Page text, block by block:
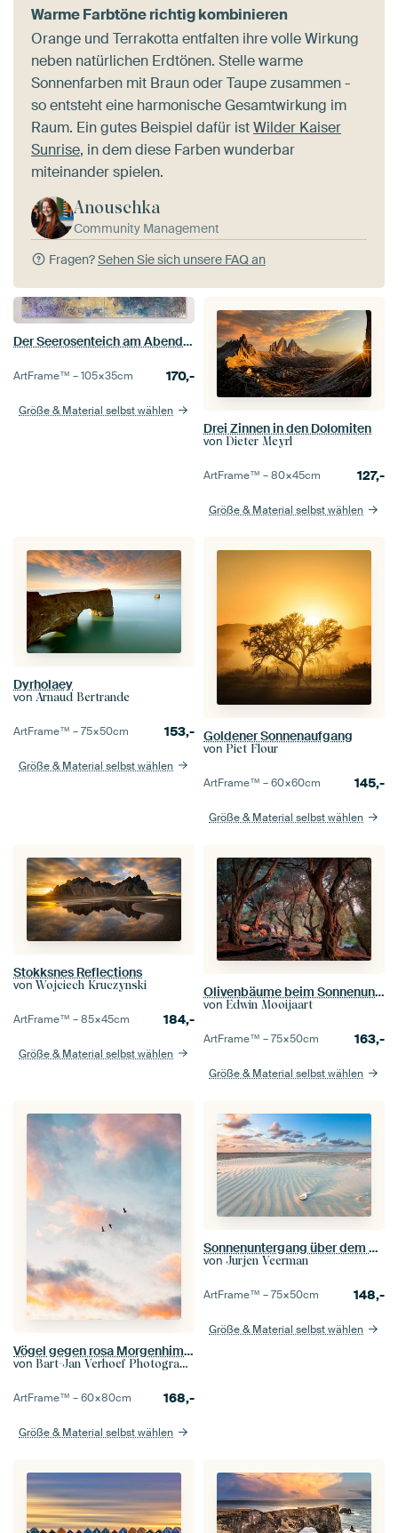
Warme Farbtöne richtig kombinieren
Orange und Terrakotta entfalten ihre volle Wirkung
neben natürlichen Erdtönen. Stelle warme
Sonnenfarben mit Braun oder Taupe zusammen -
so entsteht eine harmonische Gesamtwirkung im
Raum. Ein gutes Beispiel dafür istWilder Kaiser
Sunrise, in dem diese Farben wunderbar
miteinander spielen.
Anouschka
Community Management
Fragen?Sehen Sie sich unsere FAQ an
Der Seerosenteich am Abend, Claude Monet
ArtFrame™ –105×35cm 170,-
Größe & Material selbst wählen
Drei Zinnen in den Dolomiten
von Dieter Meyrl
ArtFrame™ –80×45cm 127,-
Größe & Material selbst wählen
Dyrholaey
von Arnaud Bertrande
ArtFrame™ –75×50cm 153,-
Größe & Material selbst wählen
Goldener Sonnenaufgang
von Piet Flour
ArtFrame™ –60×60cm 145,-
Größe & Material selbst wählen
Stokksnes Reflections
von Wojciech Kruczynski
ArtFrame™ –85×45cm 184,-
Größe & Material selbst wählen
Olivenbäume beim Sonnenuntergang
von Edwin Mooijaart
ArtFrame™ –75×50cm 163,-
Größe & Material selbst wählen
Vögel gegen rosa Morgenhimmel
von Bart-Jan Verhoef Photography
ArtFrame™ –60×80cm 168,-
Größe & Material selbst wählen
Sonnenuntergang über dem Strand von Terschelling
von Jurjen Veerman
ArtFrame™ –75×50cm 148,-
Größe & Material selbst wählen